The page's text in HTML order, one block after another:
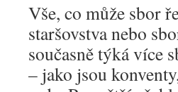
Vše, co může sbor
staršovstva nebo
současně týká více
– jako jsou